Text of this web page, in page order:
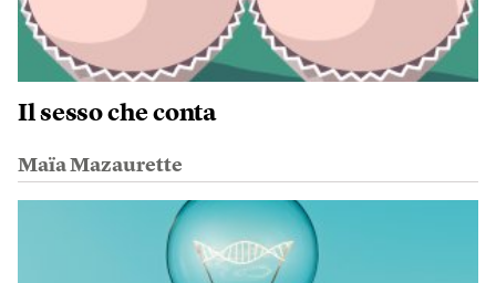
Il sesso che conta
Maïa Mazaurette